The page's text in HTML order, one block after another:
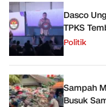
Dasco
TPKS
Politik
Sampah
Busuk